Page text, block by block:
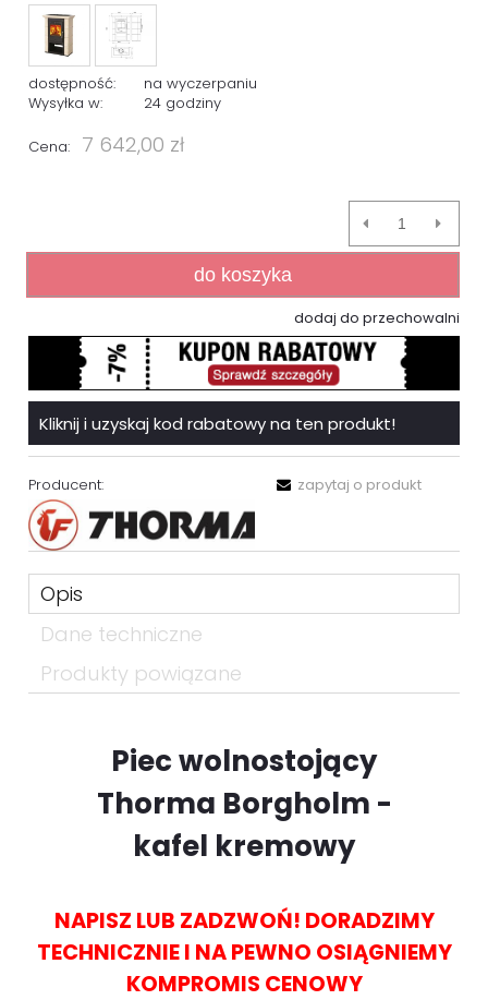
dostępność:
na wyczerpaniu
Wysyłka w:
24 godziny
Cena: 7 642,00 zł
do koszyka
dodaj do przechowalni
Kliknij i uzyskaj kod rabatowy na ten produkt!
Producent: zapytaj o produkt
Opis
Dane techniczne
Produkty powiązane
Piec wolnostojący
Thorma Borgholm -
kafel kremowy
NAPISZ LUB ZADZWOŃ! DORADZIMY
TECHNICZNIE I NA PEWNO OSIĄGNIEMY
KOMPROMIS CENOWY